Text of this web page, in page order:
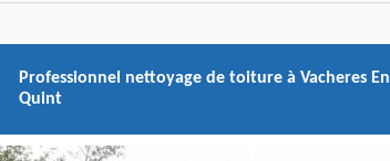
Professionnel nettoyage de toiture à Vacheres En
Quint